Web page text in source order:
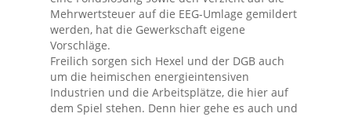
Mehrwertsteuer auf die EEG-Umlage gemildert
werden, hat die Gewerkschaft eigene
Vorschläge.
Freilich sorgen sich Hexel und der DGB auch
um die heimischen energieintensiven
Industrien und die Arbeitsplätze, die hier auf
dem Spiel stehen. Denn hier gehe es auch und